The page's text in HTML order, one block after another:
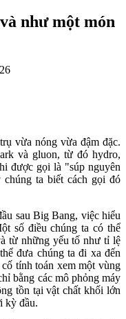
như một món
vừa nóng vừa đậm đặc.
và gluon, từ đó hydro,
được gọi là "súp nguyên
ta biết cách gọi đó
sau Big Bang, việc hiểu
số điều chúng ta có thể
từ những yếu tố như tỉ lệ
đưa chúng ta đi xa đến
tính toán xem một vùng
bằng các mô phỏng máy
tồn tại vật chất khối lớn
kỳ đầu.